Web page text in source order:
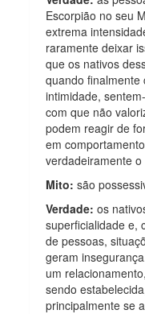
Escorpião no seu
extrema
raramente deixar
que os nativos
quando finalmente
intimidade,
com que não
podem reagir de
em
verdadeiramente
Mito: são
Verdade: os
superficialidade e,
de pessoas,
geram
um
sendo
principalmente se